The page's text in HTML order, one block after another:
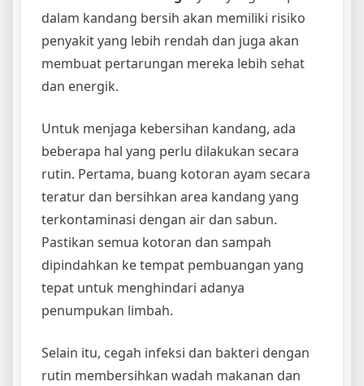
dalam kandang bersih akan memiliki risiko
penyakit yang lebih rendah dan juga akan
membuat pertarungan mereka lebih sehat
dan energik.
Untuk menjaga kebersihan kandang, ada
beberapa hal yang perlu dilakukan secara
rutin. Pertama, buang kotoran ayam secara
teratur dan bersihkan area kandang yang
terkontaminasi dengan air dan sabun.
Pastikan semua kotoran dan sampah
dipindahkan ke tempat pembuangan yang
tepat untuk menghindari adanya
penumpukan limbah.
Selain itu, cegah infeksi dan bakteri dengan
rutin membersihkan wadah makanan dan